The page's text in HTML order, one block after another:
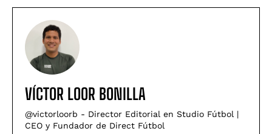
VÍCTOR LOOR BONILLA
@victorloorb - Director Editorial en Studio Fútbol |
CEO y Fundador de Direct Fútbol